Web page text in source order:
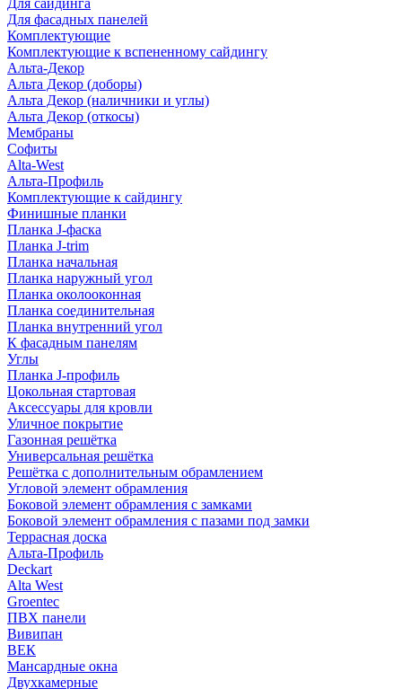
Для сайдинга
Для фасадных панелей
Комплектующие
Комплектующие к вспененному сайдингу
Альта-Декор
Альта Декор (доборы)
Альта Декор (наличники и углы)
Альта Декор (откосы)
Мембраны
Софиты
Alta-West
Альта-Профиль
Комплектующие к сайдингу
Финишные планки
Планка J-фаска
Планка J-trim
Планка начальная
Планка наружный угол
Планка околооконная
Планка соединительная
Планка внутренний угол
К фасадным панелям
Углы
Планка J-профиль
Цокольная стартовая
Аксессуары для кровли
Уличное покрытие
Газонная решётка
Универсальная решётка
Решётка с дополнительным обрамлением
Угловой элемент обрамления
Боковой элемент обрамления с замками
Боковой элемент обрамления с пазами под замки
Террасная доска
Альта-Профиль
Deckart
Alta West
Groentec
ПВХ панели
Вивипан
ВЕК
Мансардные окна
Двухкамерные